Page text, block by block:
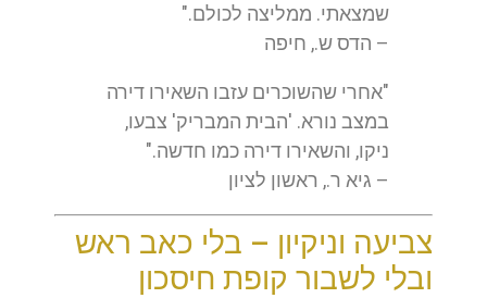
שמצאתי. ממליצה לכולם."
– הדס ש., חיפה
"אחרי שהשוכרים עזבו השאירו דירה
במצב נורא. 'הבית המבריק' צבעו,
ניקו, והשאירו דירה כמו חדשה."
– גיא ר., ראשון לציון
צביעה וניקיון – בלי כאב ראש
ובלי לשבור קופת חיסכון